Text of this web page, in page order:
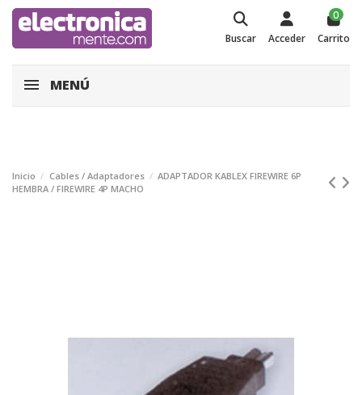
Buscar Acceder
0
Carrito
MENÚ
Inicio Cables / Adaptadores
ADAPTADOR KABLEX FIREWIRE 6P
HEMBRA / FIREWIRE 4P MACHO